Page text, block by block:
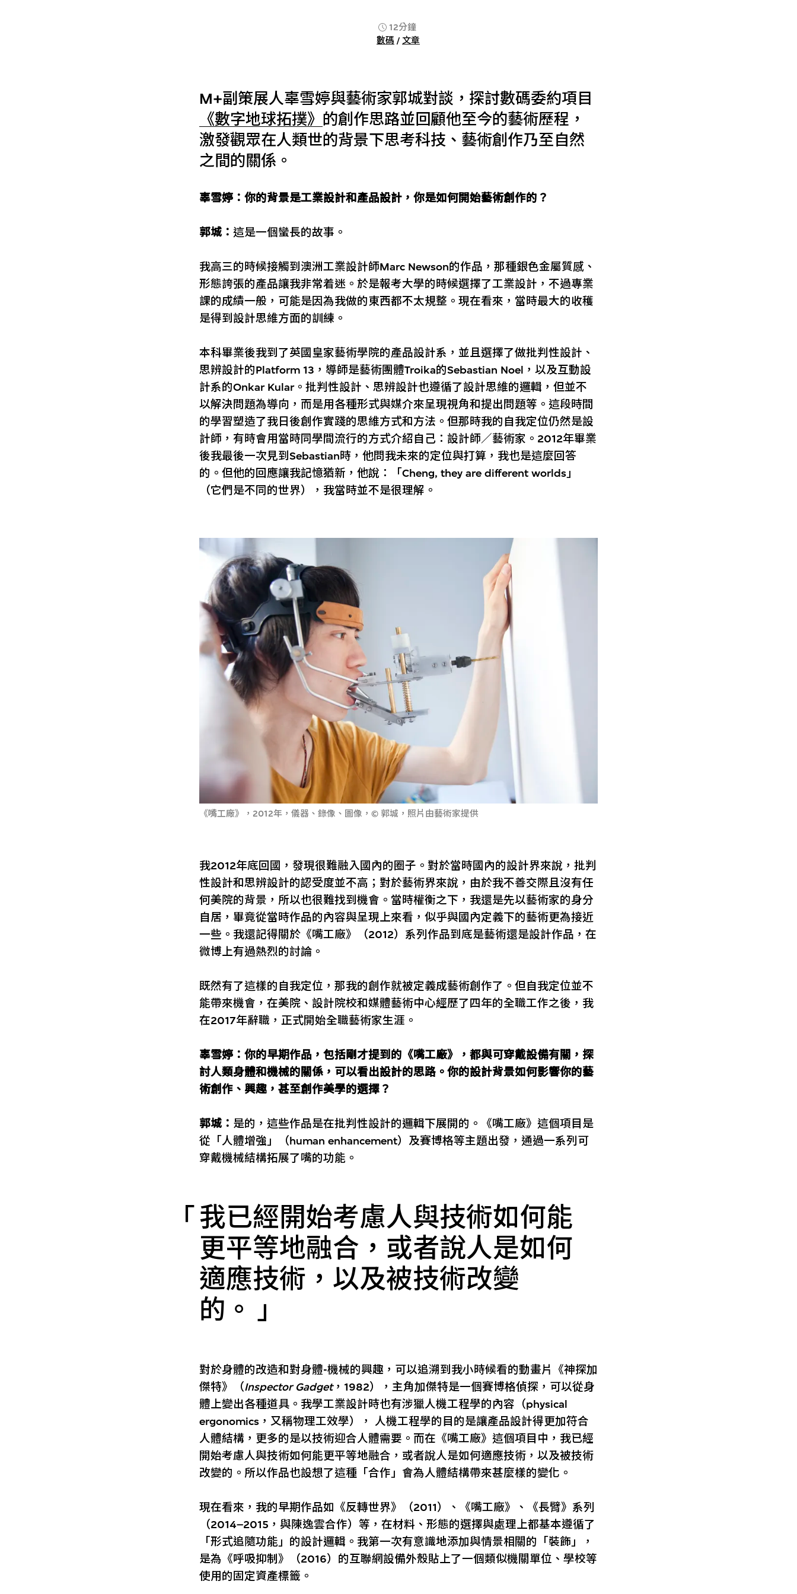
12分鐘
數碼 / 文章
M+副策展人辜雪婷與藝術家郭城對談，探討數碼委約項目
《數字地球拓撲》 的創作思路並回顧他至今的藝術歷程，
激發觀眾在人類世的背景下思考科技、藝術創作乃至自然
之間的關係。
辜雪婷：你的背景是工業設計和產品設計，你是如何開始藝術創作的？
郭城： 這是一個蠻長的故事。
我高三的時候接觸到澳洲工業設計師Marc Newson的作品，那種銀色金屬質感、
形態誇張的產品讓我非常着迷。於是報考大學的時候選擇了工業設計，不過專業
課的成績一般，可能是因為我做的東西都不太規整。現在看來，當時最大的收穫
是得到設計思維方面的訓練。
本科畢業後我到了英國皇家藝術學院的產品設計系，並且選擇了做批判性設計、
思辨設計的Platform 13，導師是藝術團體Troika的Sebastian Noel，以及互動設
計系的Onkar Kular。批判性設計、思辨設計也遵循了設計思維的邏輯，但並不
以解決問題為導向，而是用各種形式與媒介來呈現視角和提出問題等。這段時間
的學習塑造了我日後創作實踐的思維方式和方法。但那時我的自我定位仍然是設
計師，有時會用當時同學間流行的方式介紹自己：設計師／藝術家。2012年畢業
後我最後一次見到Sebastian時，他問我未來的定位與打算，我也是這麼回答
的。但他的回應讓我記憶猶新，他說：「Cheng, they are different worlds」
（它們是不同的世界），我當時並不是很理解。
《嘴工廠》，2012年，儀器、錄像、圖像，© 郭城，照片由藝術家提供
我2012年底回國，發現很難融入國內的圈子。對於當時國內的設計界來說，批判
性設計和思辨設計的認受度並不高；對於藝術界來說，由於我不善交際且沒有任
何美院的背景，所以也很難找到機會。當時權衡之下，我還是先以藝術家的身分
自居，畢竟從當時作品的內容與呈現上來看，似乎與國內定義下的藝術更為接近
一些。我還記得關於《嘴工廠》（2012）系列作品到底是藝術還是設計作品，在
微博上有過熱烈的討論。
既然有了這樣的自我定位，那我的創作就被定義成藝術創作了。但自我定位並不
能帶來機會，在美院、設計院校和媒體藝術中心經歷了四年的全職工作之後，我
在2017年辭職，正式開始全職藝術家生涯。
辜雪婷：你的早期作品，包括剛才提到的《嘴工廠》，都與可穿戴設備有關，探
討人類身體和機械的關係，可以看出設計的思路。你的設計背景如何影響你的藝
術創作、興趣，甚至創作美學的選擇？
郭城： 是的，這些作品是在批判性設計的邏輯下展開的。《嘴工廠》這個項目是
從「人體增強」（human enhancement）及賽博格等主題出發，通過一系列可
穿戴機械結構拓展了嘴的功能。
我已經開始考慮人與技術如何能
更平等地融合，或者說人是如何
適應技術，以及被技術改變
的。
對於身體的改造和對身體-機械的興趣，可以追溯到我小時候看的動畫片《神探加
傑特》（Inspector Gadget，1982），主角加傑特是一個賽博格偵探，可以從身
體上變出各種道具。我學工業設計時也有涉獵人機工程學的內容（physical
ergonomics，又稱物理工效學）， 人機工程學的目的是讓產品設計得更加符合
人體結構，更多的是以技術迎合人體需要。而在《嘴工廠》這個項目中，我已經
開始考慮人與技術如何能更平等地融合，或者說人是如何適應技術，以及被技術
改變的。所以作品也設想了這種「合作」會為人體結構帶來甚麼樣的變化。
現在看來，我的早期作品如《反轉世界》（2011）、《嘴工廠》、《長臂》系列
（2014–2015，與陳逸雲合作）等，在材料、形態的選擇與處理上都基本遵循了
「形式追隨功能」的設計邏輯。我第一次有意識地添加與情景相關的「裝飾」，
是為《呼吸抑制》（2016）的互聯網設備外殼貼上了一個類似機關單位、學校等
使用的固定資產標籤。